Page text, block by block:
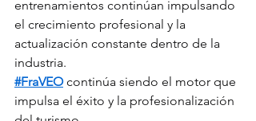
entrenamientos continúan impulsando
el crecimiento profesional y la
actualización constante dentro de la
industria.
#FraVEO continúa siendo el motor que
impulsa el éxito y la profesionalización